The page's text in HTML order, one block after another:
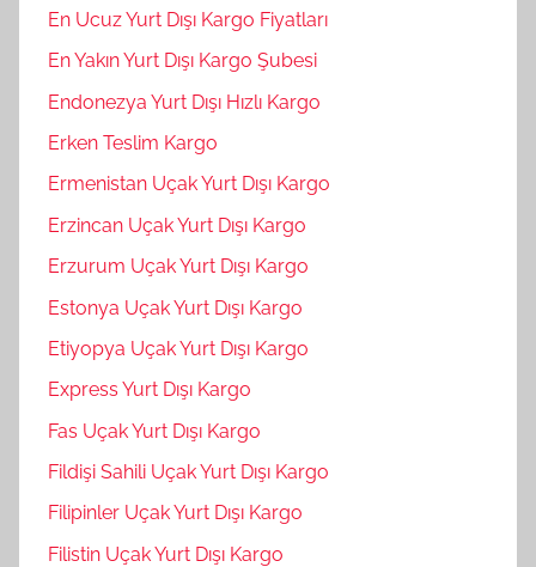
En Ucuz Yurt Dışı Kargo Fiyatları
En Yakın Yurt Dışı Kargo Şubesi
Endonezya Yurt Dışı Hızlı Kargo
Erken Teslim Kargo
Ermenistan Uçak Yurt Dışı Kargo
Erzincan Uçak Yurt Dışı Kargo
Erzurum Uçak Yurt Dışı Kargo
Estonya Uçak Yurt Dışı Kargo
Etiyopya Uçak Yurt Dışı Kargo
Express Yurt Dışı Kargo
Fas Uçak Yurt Dışı Kargo
Fildişi Sahili Uçak Yurt Dışı Kargo
Filipinler Uçak Yurt Dışı Kargo
Filistin Uçak Yurt Dışı Kargo